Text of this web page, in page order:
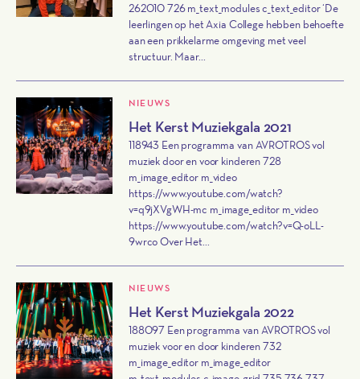
262010 726 m_text_modules c_text_editor ‘De
leerlingen op het Axia College hebben behoefte
aan een prikkelarme omgeving met veel
structuur. Maar...
NIEUWS
Het Kerst Muziekgala 2021
118943 Een programma van AVROTROS vol
muziek door en voor kinderen 728
m_image_editor m_video
https://www.youtube.com/watch?
v=q9jXVgWH-mc m_image_editor m_video
https://www.youtube.com/watch?v=Q-oLL-
9wrco Over Het...
NIEUWS
Het Kerst Muziekgala 2022
188097 Een programma van AVROTROS vol
muziek voor en door kinderen 732
m_image_editor m_image_editor